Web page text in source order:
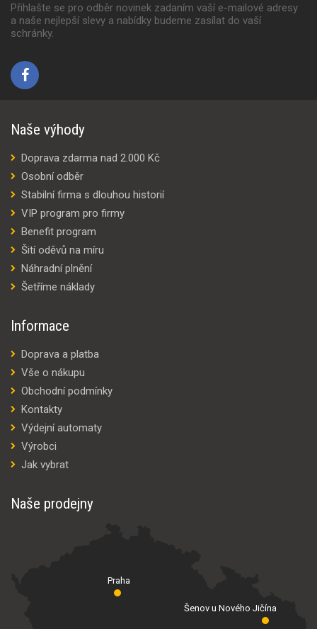
Přihlašte se pro odběr novinek zadaním vaší e-mailové adresy
a naše nejlepší slevy a nabídky budeme zasílat do vaší
schránky.
Naše výhody
Doprava zdarma nad 2.000 Kč
Osobní odběr
Stabilní firma s dlouhou historií
VIP program pro firmy
Benefit program
Šití oděvů na míru
Náhradní plnění
Šetříme náklady
Informace
Doprava a platba
Vše o nákupu
Obchodní podmínky
Kontakty
Výdejní automaty
Výrobci
Jak vybrat
Naše prodejny
Praha
Šenov u Nového Jičína